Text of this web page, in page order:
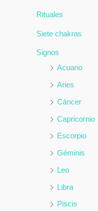
Rituales
Siete chakras
Signos
Acuario
Aries
Cáncer
Capricornio
Escorpio
Géminis
Leo
Libra
Piscis